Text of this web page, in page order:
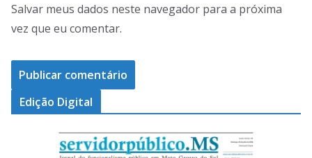
Salvar meus dados neste navegador para a próxima
vez que eu comentar.
Edição Digital